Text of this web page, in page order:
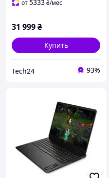
от5333₴/мес
31 999₴
Купить
Tech24 93%